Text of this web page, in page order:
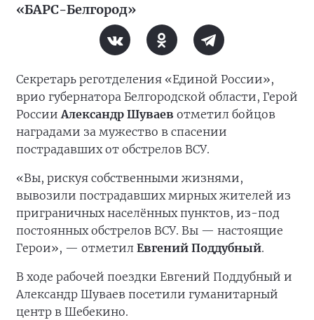
«БАРС-Белгород»
Секретарь реготделения «Единой России»,
врио губернатора Белгородской области, Герой
РоссииАлександр Шуваев отметил бойцов
наградами за мужество в спасении
пострадавших от обстрелов ВСУ.
«Вы, рискуя собственными жизнями,
вывозили пострадавших мирных жителей из
приграничных населённых пунктов, из-под
постоянных обстрелов ВСУ. Вы — настоящие
Герои», — отметил Евгений Поддубный.
В ходе рабочей поездки Евгений Поддубный и
Александр Шуваев посетили гуманитарный
центр в Шебекино.